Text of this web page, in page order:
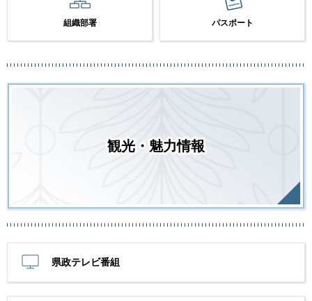
組織部署 パスポート
観光・魅力情報
県政テレビ番組